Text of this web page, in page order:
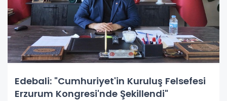
Edebali: "Cumhuriyet'in Kuruluş Felsefesi
Erzurum Kongresi'nde Şekillendi"